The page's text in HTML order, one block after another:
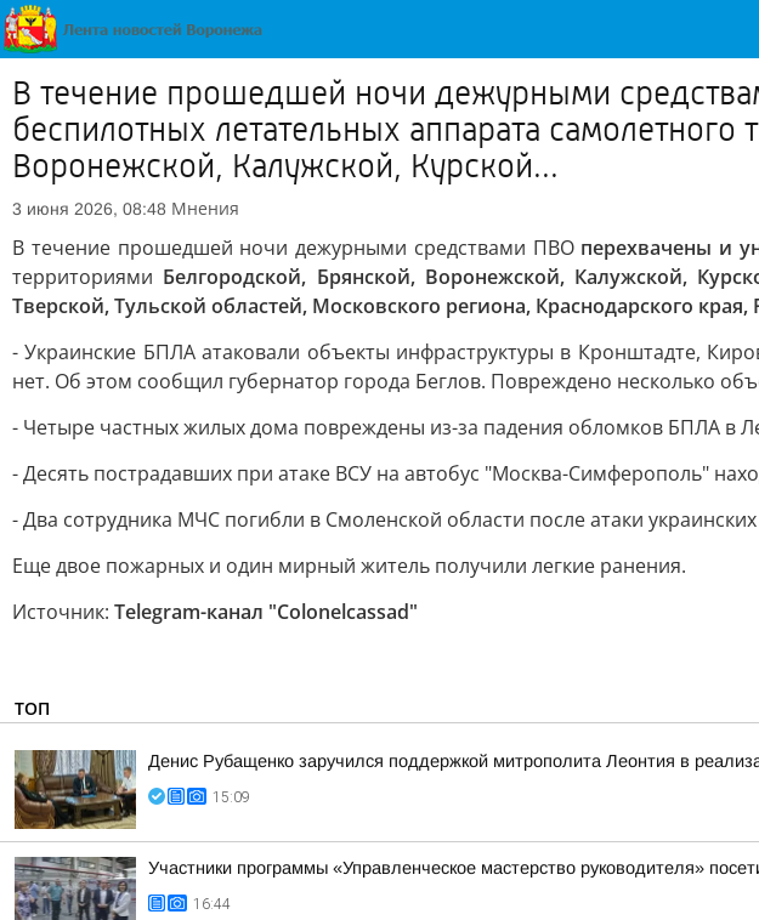
В течение прошедшей ночи дежурными
беспилотных летательных аппарата
Воронежской, Калужской, Курской...
3 июня 2026, 08:48 Мнения
В течение прошедшей ночи дежурными средствами ПВО перехвачены и
территориями Белгородской, Брянской, Воронежской, Калужской,
Тверской, Тульской областей, Московского региона, Краснодарского
- Украинские БПЛА атаковали объекты инфраструктуры в Кронштадте,
нет. Об этом сообщил губернатор города Беглов. Повреждено несколько
- Четыре частных жилых дома повреждены из-за падения обломков БПЛА в
- Десять пострадавших при атаке ВСУ на автобус "Москва-Симферополь"
- Два сотрудника МЧС погибли в Смоленской области после атаки
Еще двое пожарных и один мирный житель получили легкие ранения.
Источник: Telegram-канал "Colonelcassad"
ТОП
Денис Рубащенко заручился поддержкой митрополита Леонтия в
15:09
Участники программы «Управленческое мастерство руководителя»
16:44